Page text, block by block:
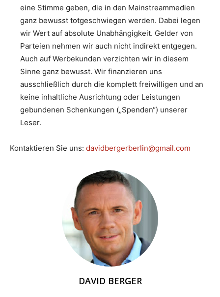
eine Stimme geben, die in den Mainstreammedien
ganz bewusst totgeschwiegen werden. Dabei legen
wir Wert auf absolute Unabhängigkeit. Gelder von
Parteien nehmen wir auch nicht indirekt entgegen.
Auch auf Werbekunden verzichten wir in diesem
Sinne ganz bewusst. Wir finanzieren uns
ausschließlich durch die komplett freiwilligen und an
keine inhaltliche Ausrichtung oder Leistungen
gebundenen Schenkungen („Spenden“) unserer
Leser.
Kontaktieren Sie uns: davidbergerberlin@gmail.com
DAVID BERGER